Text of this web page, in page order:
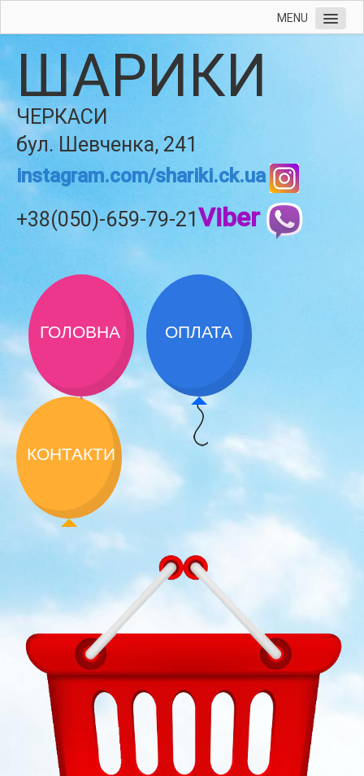
MENU
ШАРИКИ
ЧЕРКАСИ
бул. Шевченка, 241
instagram.com/shariki.ck.ua
+38(050)-659-79-21Viber
ГОЛОВНА ОПЛАТА
КОНТАКТИ